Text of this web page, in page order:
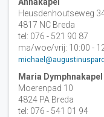
Heusdenhoutseweg
4817 NC Breda
tel: 076 - 521 90 87
ma/woe/vrij: 10:00 -
Maria Dymphnakapel
Moerenpad 10
4824 PA Breda
tel: 076 - 541 01 94